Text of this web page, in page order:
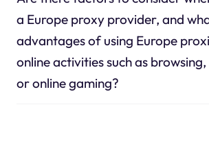
a Europe proxy provider, and
advantages of using Europe
online activities such as
or online gaming?